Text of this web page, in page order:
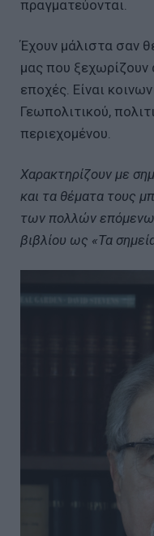
πραγματεύονται.
Έχουν μάλιστα σαν
μας που
εποχές. Είναι
Γεωπολιτικού,
περιεχομένου.
Χαρακτηρίζουν με
και τα θέματα τους
των πολλών
βιβλίου ως «Τα